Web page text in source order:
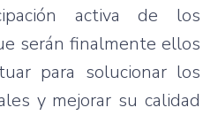
activa de los
serán finalmente ellos
para solucionar los
y mejorar su calidad